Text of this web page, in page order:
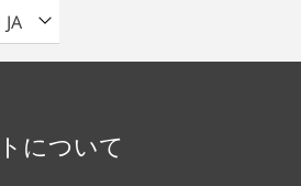
言語を選択してください
JA
について